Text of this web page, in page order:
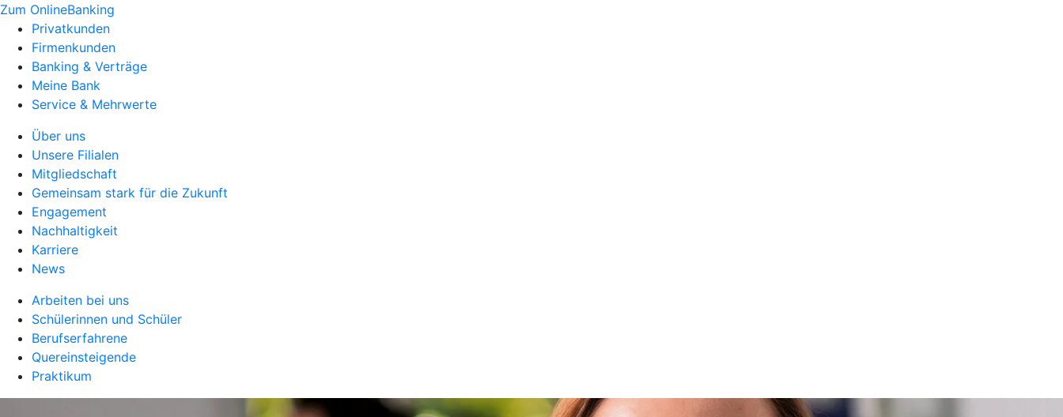
Zum OnlineBanking
Privatkunden
Firmenkunden
Banking & Verträge
Meine Bank
Service & Mehrwerte
Über uns
Unsere Filialen
Mitgliedschaft
Gemeinsam stark für die Zukunft
Engagement
Nachhaltigkeit
Karriere
News
Arbeiten bei uns
Schülerinnen und Schüler
Berufserfahrene
Quereinsteigende
Praktikum